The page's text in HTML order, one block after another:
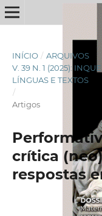
INÍCIO / ARQUIVOS
V. 39 N. 1 (2025):
LÍNGUAS E TEXTOS
/
Artigos
crítica
respostas